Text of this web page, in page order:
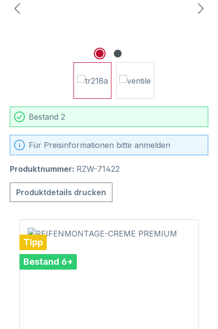
Bestand 2
Für Preisinformationen bitte anmelden
Produktnummer: RZW-71422
Produktdetails drucken
Tipp
Bestand 6+